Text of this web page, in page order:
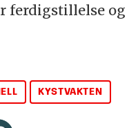
ferdigstillelse og
KYSTVAKTEN